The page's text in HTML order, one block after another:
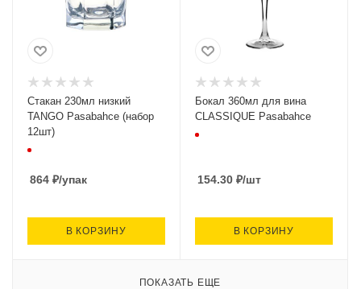
Стакан 230мл низкий
TANGO Pasabahce (набор
12шт)
864 ₽/упак
В КОРЗИНУ
Бокал 360мл для вина
CLASSIQUE Pasabahce
154.30 ₽/шт
В КОРЗИНУ
ПОКАЗАТЬ ЕЩЕ